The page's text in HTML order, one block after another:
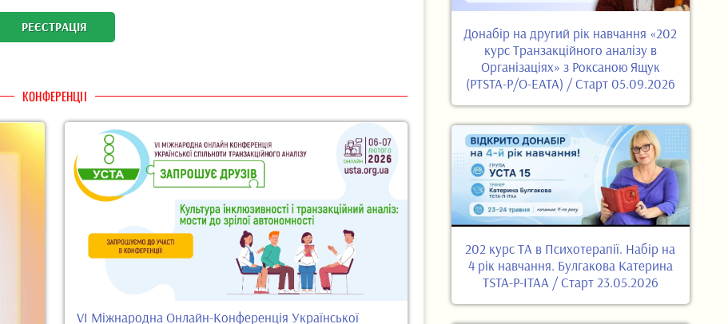
РЕЄСТРАЦІЯ
КОНФЕРЕНЦІІ
VI Міжнародна Онлайн-Конференція Української
Донабір на другий рік навчання «202
курс Транзакційного аналізу в
Організаціях» з Роксаною Ящук
(PTSTA-P/O-EATA) / Старт 05.09.2026
202 курс ТА в Психотерапії. Набір на
4 рік навчання. Булгакова Катерина
TSTA-P-ITAA / Старт 23.05.2026